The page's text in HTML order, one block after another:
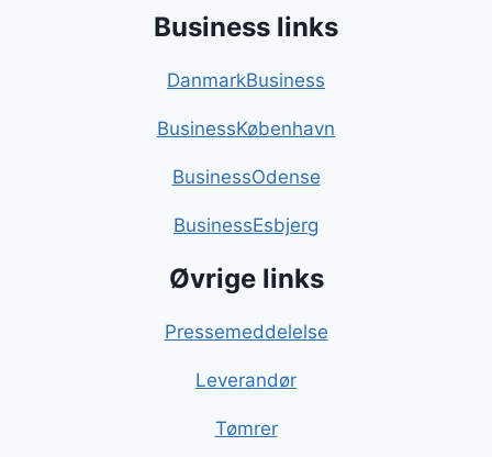
Business links
DanmarkBusiness
BusinessKøbenhavn
BusinessOdense
BusinessEsbjerg
Øvrige links
Pressemeddelelse
Leverandør
Tømrer